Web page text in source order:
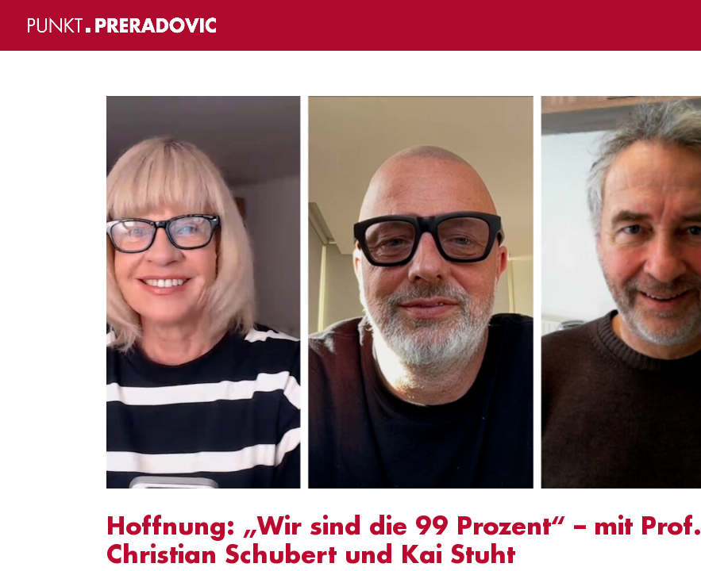
Hoffnung: „Wir sind die 99 Prozent“ – mit Prof.
Christian Schubert und Kai Stuht